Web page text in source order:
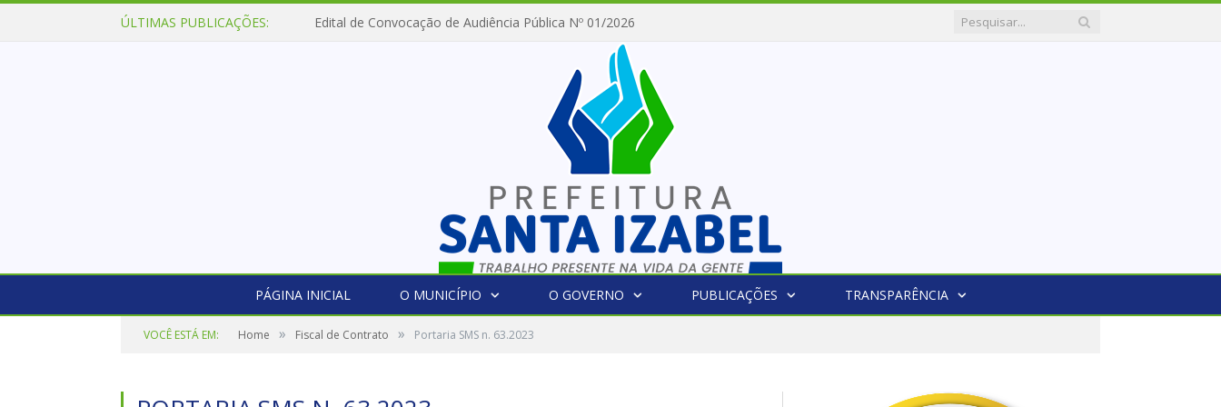
ÚLTIMAS PUBLICAÇÕES: Edital de Convocação de Audiência Pública Nº 01/2026
PÁGINA INICIAL O MUNICÍPIO O GOVERNO PUBLICAÇÕES TRANSPARÊNCIA
VOCÊ ESTÁ EM: Home » Fiscal de Contrato » Portaria SMS n. 63.2023